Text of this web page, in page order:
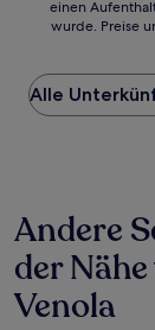
der
Preis
pro
Nacht,
24 Stunden
für
einen
Aufenthalt
mit
einen
wurde. Preise
Alle
Andere
der
Venola